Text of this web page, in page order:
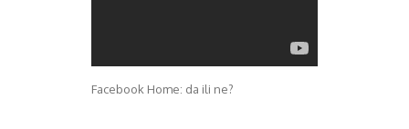
Facebook Home: da ili ne?